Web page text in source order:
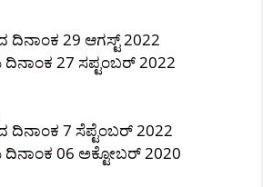
ದಿನಾಂಕ 29 ಆಗಸ್ಟ್ 2022
27 ಸಪ್ಟಂಬರ್ 2022
ದಿನಾಂಕ 7 ಸೆಪ್ಟೆಂಬರ್ 2022
06 ಅಕ್ಟೋಬರ್ 2020